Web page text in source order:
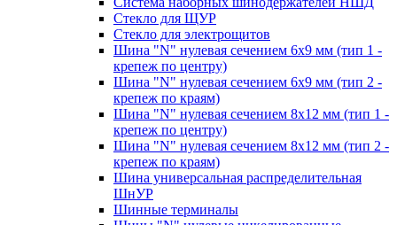
Стекло для ЩУР
Стекло для электрощитов
Шина "N" нулевая сечением 6х9 мм (тип 1 -
крепеж по центру)
Шина "N" нулевая сечением 6х9 мм (тип 2 -
крепеж по краям)
Шина "N" нулевая сечением 8х12 мм (тип 1 -
крепеж по центру)
Шина "N" нулевая сечением 8х12 мм (тип 2 -
крепеж по краям)
Шина универсальная распределительная
ШнУР
Шинные терминалы